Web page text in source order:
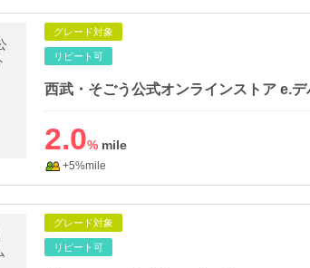
グレード対象
リピート可
西武・そごう公式オンラインストア e.デ
2.0%
+5%mile
グレード対象
リピート可